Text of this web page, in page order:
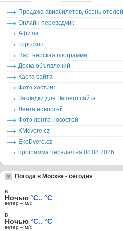
Продажа авиабилетов, бронь отелей
Онлайн переводчик
Афиша
Гороскоп
Партнёрская программа
Доска объявлений
Карта сайта
Фото хостинг
Закладки для Вашего сайта
Лента новостей
Фото лента новостей
KMdvere.cz
EkoDvere.cz
программа передач на 08.08.2026
Погода в Москве - сегодня
в
Ночью °C.. °C
ветер – м/c
в
Ночью °C.. °C
ветер – м/c